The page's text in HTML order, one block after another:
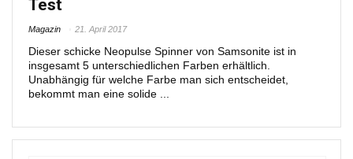
Test
Magazin 21. April 2017
Dieser schicke Neopulse Spinner von Samsonite ist in
insgesamt 5 unterschiedlichen Farben erhältlich.
Unabhängig für welche Farbe man sich entscheidet,
bekommt man eine solide ...